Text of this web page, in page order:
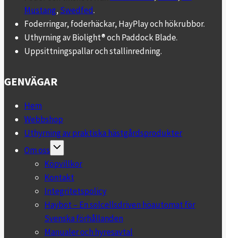
på
produktsidan
Mustang, Swedfed.
Foderringar, foderhäckar, HayPlay och hökrubbor.
Uthyrning av Biolight® och Paddock Blade.
Uppsittningspallar och stallinredning.
GENVÄGAR
Hem
Webbshop
Uthyrning av praktiska hästgårdsprodukter
Om oss
Toggle
menu
Köpvillkor
Kontakt
Integritetspolicy
Haybot – En solcellsdriven höautomat för
Svenska förhållanden
Manualer och hyresavtal